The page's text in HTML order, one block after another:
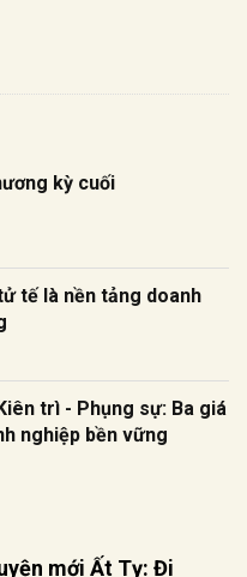
kỳ cuối
tế là nền tảng doanh
trì - Phụng sự: Ba giá
nghiệp bền vững
mới Ất Tỵ: Đi